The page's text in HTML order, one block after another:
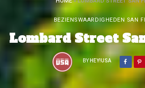
BEZIENSWAARDIGHEDEN SAN
Lombard Street
BY HEY!USA